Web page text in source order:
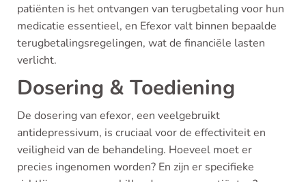
patiënten is het ontvangen van terugbetaling voor hun
medicatie essentieel, en Efexor valt binnen bepaalde
terugbetalingsregelingen, wat de financiële lasten
verlicht.
Dosering & Toediening
De dosering van efexor, een veelgebruikt
antidepressivum, is cruciaal voor de effectiviteit en
veiligheid van de behandeling. Hoeveel moet er
precies ingenomen worden? En zijn er specifieke